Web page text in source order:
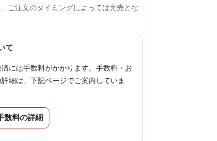
ご注文のタイミングによっては完売とな
て
には手数料がかかります。手数料・お
細は、下記ページでご案内していま
数料の詳細